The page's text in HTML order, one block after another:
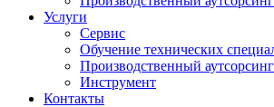
Услуги
Сервис
Обучение технических
Производственный аутсорсинг
Инструмент
Контакты